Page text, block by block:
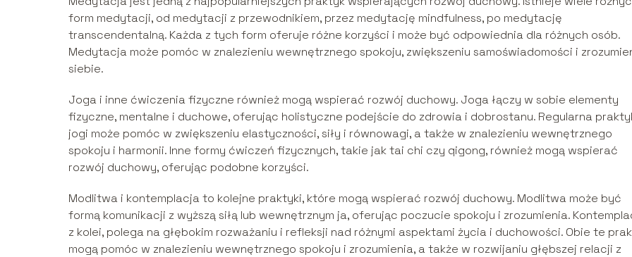
form medytacji, od medytacji z przewodnikiem, przez medytację mindfulness, po medytację
transcendentalną. Każda z tych form oferuje różne korzyści i może być odpowiednia dla różnych osób.
Medytacja może pomóc w znalezieniu wewnętrznego spokoju, zwiększeniu samoświadomości i
siebie.
Joga i inne ćwiczenia fizyczne również mogą wspierać rozwój duchowy. Joga łączy w sobie elementy
fizyczne, mentalne i duchowe, oferując holistyczne podejście do zdrowia i dobrostanu. Regularna
jogi może pomóc w zwiększeniu elastyczności, siły i równowagi, a także w znalezieniu wewnętrznego
spokoju i harmonii. Inne formy ćwiczeń fizycznych, takie jak tai chi czy qigong, również mogą wspierać
rozwój duchowy, oferując podobne korzyści.
Modlitwa i kontemplacja to kolejne praktyki, które mogą wspierać rozwój duchowy. Modlitwa może być
formą komunikacji z wyższą siłą lub wewnętrznym ja, oferując poczucie spokoju i zrozumienia.
z kolei, polega na głębokim rozważaniu i refleksji nad różnymi aspektami życia i duchowości. Obie te
mogą pomóc w znalezieniu wewnętrznego spokoju i zrozumienia, a także w rozwijaniu głębszej relacji z